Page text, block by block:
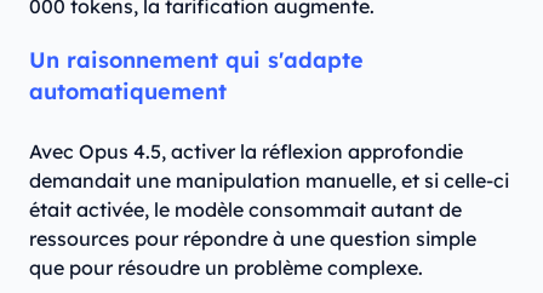
000 tokens, la tarification augmente.
Un raisonnement qui s'adapte
automatiquement
Avec Opus 4.5, activer la réflexion approfondie
demandait une manipulation manuelle, et si celle-ci
était activée, le modèle consommait autant de
ressources pour répondre à une question simple
que pour résoudre un problème complexe.